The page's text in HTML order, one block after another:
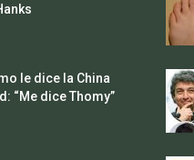
le dice la China
“Me dice Thomy”